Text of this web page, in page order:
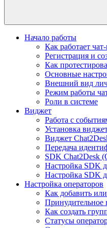
Начало работы
Как работает
Регистрация и
Как
Основные
Внешний вид
Режим работы
Роли в системе
Виджет
Работа с
Установка
Виджет
Передача
SDK Chat2Desk
Настройка SDK
Настройка SDK
Настройка операторов
Как добавить
Принудительное
Как создать
Статусы